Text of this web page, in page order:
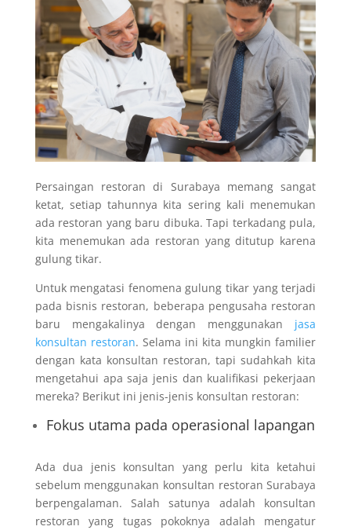
Persaingan restoran di Surabaya memang sangat
ketat, setiap tahunnya kita sering kali menemukan
ada restoran yang baru dibuka. Tapi terkadang pula,
kita menemukan ada restoran yang ditutup karena
gulung tikar.
Untuk mengatasi fenomena gulung tikar yang terjadi
pada bisnis restoran, beberapa pengusaha restoran
baru mengakalinya dengan menggunakan jasa
konsultan restoran. Selama ini kita mungkin familier
dengan kata konsultan restoran, tapi sudahkah kita
mengetahui apa saja jenis dan kualifikasi pekerjaan
mereka? Berikut ini jenis-jenis konsultan restoran:
Fokus utama pada operasional lapangan
Ada dua jenis konsultan yang perlu kita ketahui
sebelum menggunakan konsultan restoran Surabaya
berpengalaman. Salah satunya adalah konsultan
restoran yang tugas pokoknya adalah mengatur